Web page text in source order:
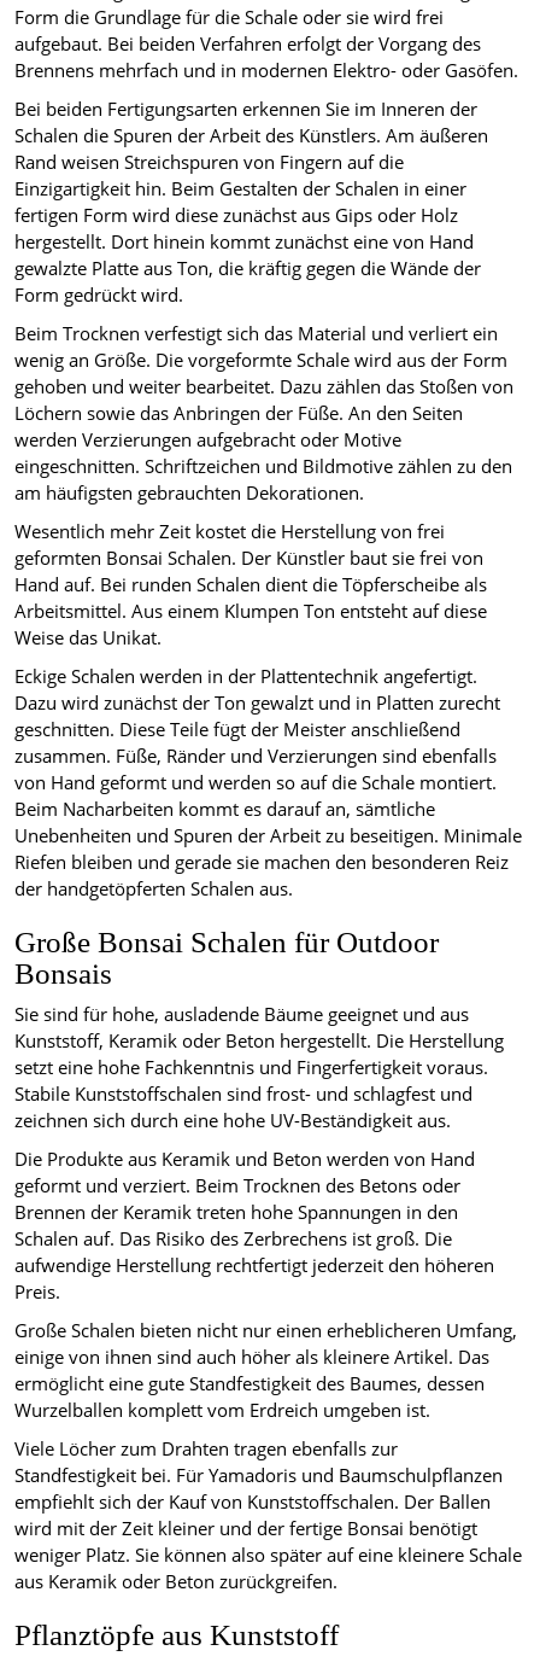
Form die Grundlage für die Schale oder sie wird frei
aufgebaut. Bei beiden Verfahren erfolgt der Vorgang des
Brennens mehrfach und in modernen Elektro- oder Gasöfen.
Bei beiden Fertigungsarten erkennen Sie im Inneren der
Schalen die Spuren der Arbeit des Künstlers. Am äußeren
Rand weisen Streichspuren von Fingern auf die
Einzigartigkeit hin. Beim Gestalten der Schalen in einer
fertigen Form wird diese zunächst aus Gips oder Holz
hergestellt. Dort hinein kommt zunächst eine von Hand
gewalzte Platte aus Ton, die kräftig gegen die Wände der
Form gedrückt wird.
Beim Trocknen verfestigt sich das Material und verliert ein
wenig an Größe. Die vorgeformte Schale wird aus der Form
gehoben und weiter bearbeitet. Dazu zählen das Stoßen von
Löchern sowie das Anbringen der Füße. An den Seiten
werden Verzierungen aufgebracht oder Motive
eingeschnitten. Schriftzeichen und Bildmotive zählen zu den
am häufigsten gebrauchten Dekorationen.
Wesentlich mehr Zeit kostet die Herstellung von frei
geformten Bonsai Schalen. Der Künstler baut sie frei von
Hand auf. Bei runden Schalen dient die Töpferscheibe als
Arbeitsmittel. Aus einem Klumpen Ton entsteht auf diese
Weise das Unikat.
Eckige Schalen werden in der Plattentechnik angefertigt.
Dazu wird zunächst der Ton gewalzt und in Platten zurecht
geschnitten. Diese Teile fügt der Meister anschließend
zusammen. Füße, Ränder und Verzierungen sind ebenfalls
von Hand geformt und werden so auf die Schale montiert.
Beim Nacharbeiten kommt es darauf an, sämtliche
Unebenheiten und Spuren der Arbeit zu beseitigen. Minimale
Riefen bleiben und gerade sie machen den besonderen Reiz
der handgetöpferten Schalen aus.
Große Bonsai Schalen für Outdoor
Bonsais
Sie sind für hohe, ausladende Bäume geeignet und aus
Kunststoff, Keramik oder Beton hergestellt. Die Herstellung
setzt eine hohe Fachkenntnis und Fingerfertigkeit voraus.
Stabile Kunststoffschalen sind frost- und schlagfest und
zeichnen sich durch eine hohe UV-Beständigkeit aus.
Die Produkte aus Keramik und Beton werden von Hand
geformt und verziert. Beim Trocknen des Betons oder
Brennen der Keramik treten hohe Spannungen in den
Schalen auf. Das Risiko des Zerbrechens ist groß. Die
aufwendige Herstellung rechtfertigt jederzeit den höheren
Preis.
Große Schalen bieten nicht nur einen erheblicheren Umfang,
einige von ihnen sind auch höher als kleinere Artikel. Das
ermöglicht eine gute Standfestigkeit des Baumes, dessen
Wurzelballen komplett vom Erdreich umgeben ist.
Viele Löcher zum Drahten tragen ebenfalls zur
Standfestigkeit bei. Für Yamadoris und Baumschulpflanzen
empfiehlt sich der Kauf von Kunststoffschalen. Der Ballen
wird mit der Zeit kleiner und der fertige Bonsai benötigt
weniger Platz. Sie können also später auf eine kleinere Schale
aus Keramik oder Beton zurückgreifen.
Pflanztöpfe aus Kunststoff